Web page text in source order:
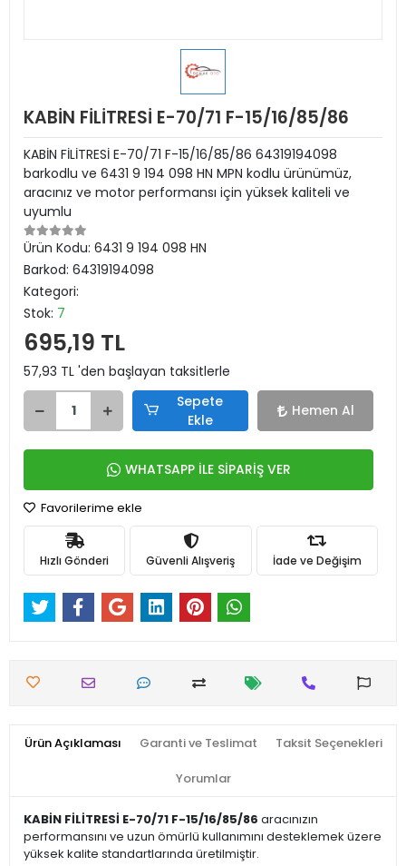
KABİN FİLİTRESİ E-70/71 F-15/16/85/86
KABİN FİLİTRESİ E-70/71 F-15/16/85/86 64319194098
barkodlu ve 6431 9 194 098 HN MPN kodlu ürünümüz,
aracınız ve motor performansı için yüksek kaliteli ve
uyumlu
Ürün Kodu: 6431 9 194 098 HN
Barkod: 64319194098
Kategori:
Stok: 7
695,19 TL
57,93 TL 'den başlayan taksitlerle
Sepete
Ekle
Hemen Al
WHATSAPP İLE SİPARİŞ VER
Favorilerime ekle
Hızlı Gönderi Güvenli Alışveriş İade ve Değişim
Ürün Açıklaması Garanti ve Teslimat Taksit Seçenekleri
Yorumlar
KABİN FİLİTRESİ E-70/71 F-15/16/85/86 aracınızın
performansını ve uzun ömürlü kullanımını desteklemek üzere
yüksek kalite standartlarında üretilmiştir.